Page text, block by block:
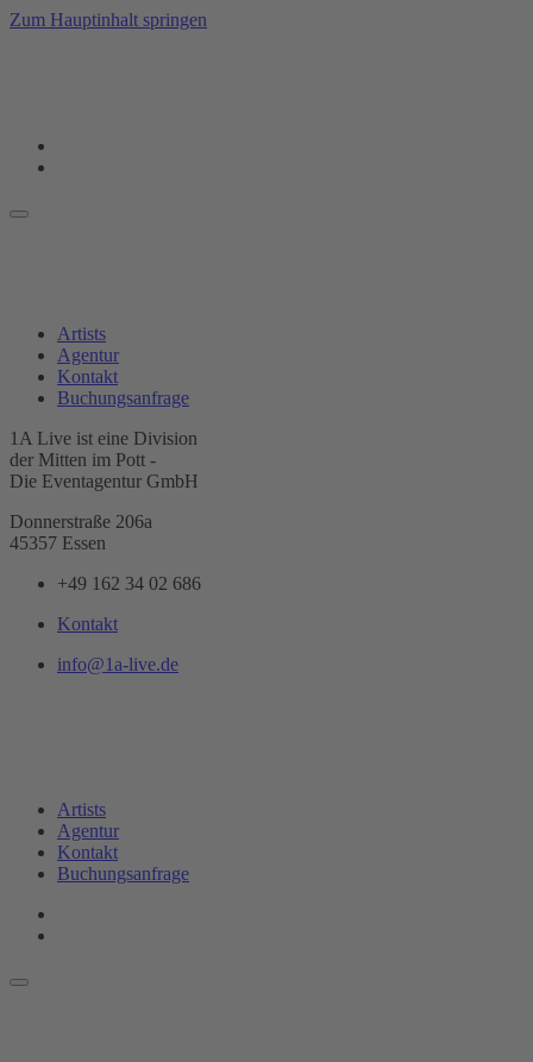
Zum Hauptinhalt springen
Artists
Agentur
Kontakt
Buchungsanfrage
1A Live ist eine Division
der Mitten im Pott -
Die Eventagentur GmbH
Donnerstraße 206a
45357 Essen
+49 162 34 02 686
Kontakt
info@1a-live.de
Artists
Agentur
Kontakt
Buchungsanfrage